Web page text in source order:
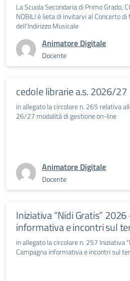
La Scuola Secondaria di Primo Grado,
NOBILI è lieta di invitarvi al Concerto di
dell’Indirizzo Musicale
Animatore Digitale
Docente
cedole librarie a.s. 2026/27
in allegato la circolare n. 265 relativa
26/27 modalità di gestione on-line
Animatore Digitale
Docente
Iniziativa “Nidi Gratis”
informativa e incontri sul
in allegato la circolare n. 257 Iniziativa
Campagna informativa e incontri sul